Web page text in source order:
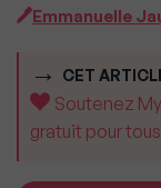
Emmanuelle
CET
Soutenez
gratuit pour